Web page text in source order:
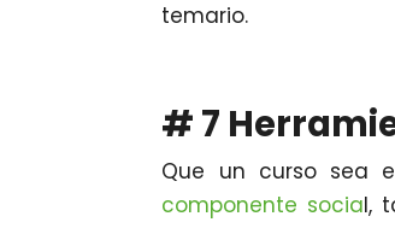
temario.
# 7
Que un curso sea
componente social,